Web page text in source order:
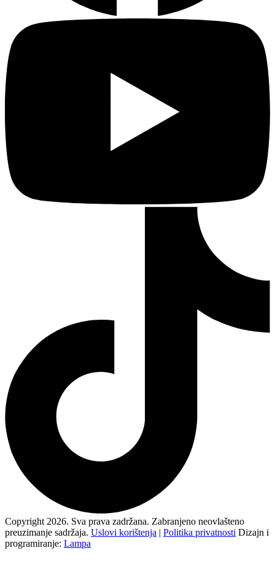
Copyright 2026. Sva prava zadržana. Zabranjeno neovlašteno
preuzimanje sadržaja. Uslovi korištenja | Politika privatnosti Dizajn i
programiranje: Lampa